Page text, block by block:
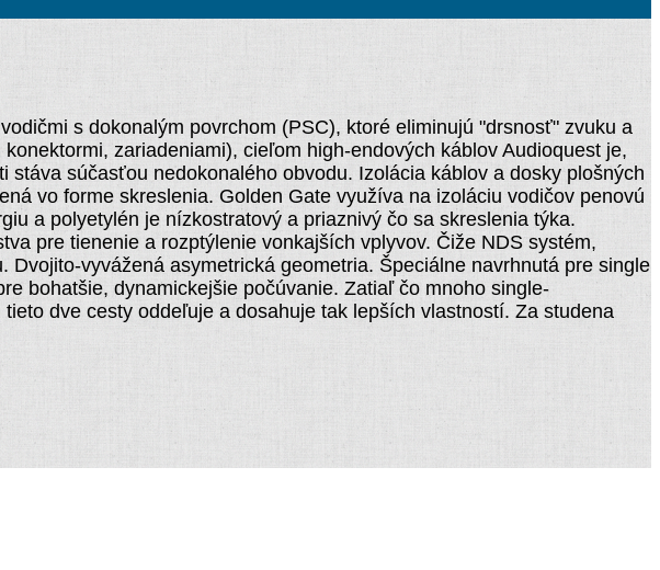
s dokonalým povrchom (PSC), ktoré eliminujú "drsnosť" zvuku a
zariadeniami), cieľom high-endových káblov Audioquest je,
súčasťou nedokonalého obvodu. Izolácia káblov a dosky plošných
vo forme skreslenia. Golden Gate využíva na izoláciu vodičov penovú
a polyetylén je nízkostratový a priaznivý čo sa skreslenia týka.
pre tienenie a rozptýlenie vonkajších vplyvov. Čiže NDS systém,
vyvážená asymetrická geometria. Špeciálne navrhnutá pre single
bohatšie, dynamickejšie počúvanie. Zatiaľ čo mnoho single-
dve cesty oddeľuje a dosahuje tak lepších vlastností. Za studena